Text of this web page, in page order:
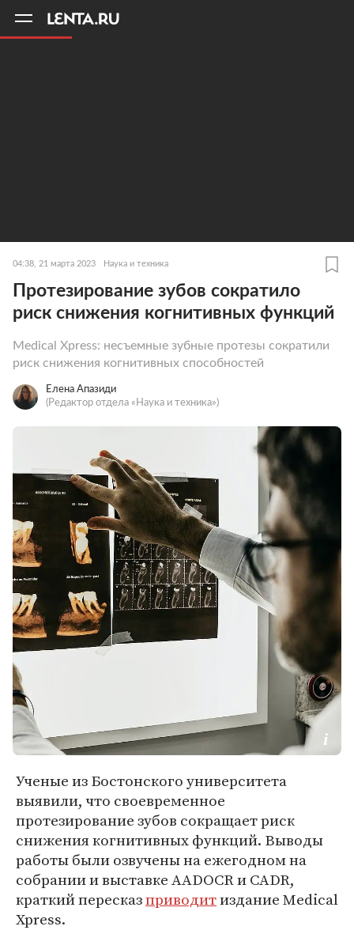
04:38, 21 марта 2023 Наука и техника
Протезирование зубов сократило
риск снижения когнитивных функций
Medical Xpress: несъемные зубные протезы сократили
риск снижения когнитивных способностей
Елена Апазиди
(Редактор отдела «Наука и техника»)
Ученые из Бостонского университета
выявили, что своевременное
протезирование зубов сокращает риск
снижения когнитивных функций. Выводы
работы были озвучены на ежегодном на
собрании и выставке AADOCR и CADR,
краткий пересказприводитиздание Medical
Xpress.